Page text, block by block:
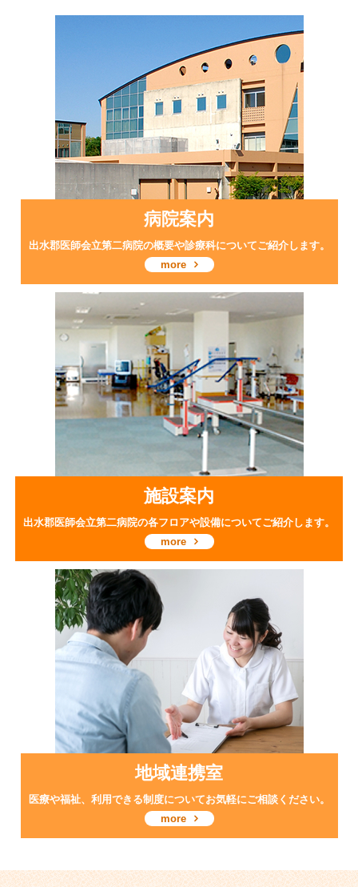
病院案内
出水郡医師会立第二病院の概要や診療科についてご紹介します。
more
施設案内
出水郡医師会立第二病院の各フロアや設備についてご紹介します。
more
地域連携室
医療や福祉、利用できる制度についてお気軽にご相談ください。
more